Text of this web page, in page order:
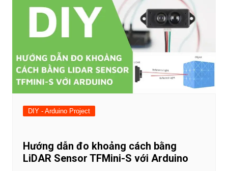
DIY - Arduino Project
Hướng dẫn đo khoảng cách bằng
LiDAR Sensor TFMini-S với Arduino